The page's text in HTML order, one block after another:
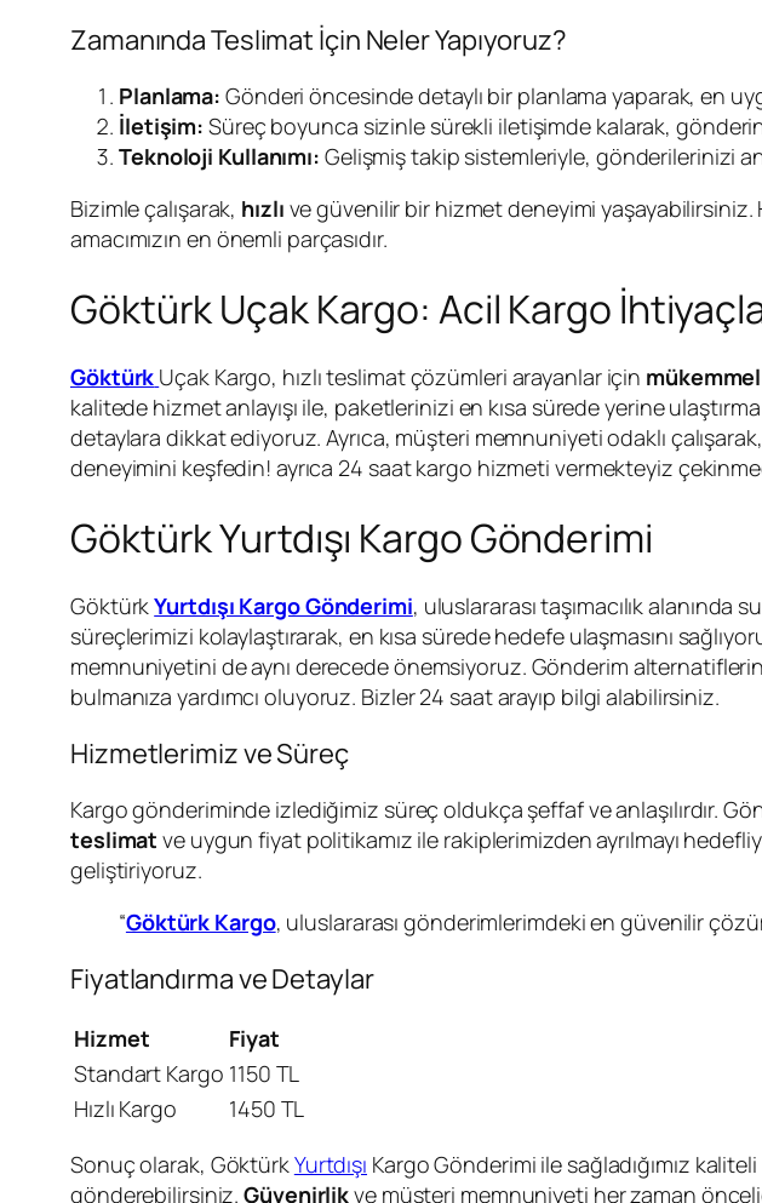
Zamanında Teslimat İçin Neler Yapıyoruz?
Planlama: Gönderi öncesinde detaylı bir planlama yaparak, en
İletişim: Süreç boyunca sizinle sürekli iletişimde kalarak,
Teknoloji Kullanımı: Gelişmiş takip sistemleriyle, gönderilerinizi
Bizimle çalışarak, hızlı ve güvenilir bir hizmet deneyimi
amacımızın en önemli parçasıdır.
Göktürk Uçak Kargo: Acil Kargo
Göktürk Uçak Kargo, hızlı teslimat çözümleri arayanlar için mükemmel
kalitede hizmet anlayışı ile, paketlerinizi en kısa sürede yerine
detaylara dikkat ediyoruz. Ayrıca, müşteri memnuniyeti odaklı
deneyimini keşfedin! ayrıca 24 saat kargo hizmeti vermekteyiz
Göktürk Yurtdışı Kargo Gönderimi
GöktürkYurtdışı Kargo Gönderimi, uluslararası taşımacılık
süreçlerimizi kolaylaştırarak, en kısa sürede hedefe ulaşmasını
memnuniyetini de aynı derecede önemsiyoruz. Gönderim
bulmanıza yardımcı oluyoruz. Bizler 24 saat arayıp bilgi alabilirsiniz.
Hizmetlerimiz ve Süreç
Kargo gönderiminde izlediğimiz süreç oldukça şeffaf ve anlaşılırdır.
teslimat ve uygun fiyat politikamız ile rakiplerimizden ayrılmayı
geliştiriyoruz.
“Göktürk Kargo, uluslararası gönderimlerimdeki en güvenilir
Fiyatlandırma ve Detaylar
Hizmet
Fiyat
Standart Kargo 1150 TL
Hızlı Kargo
1450 TL
Sonuç olarak, GöktürkYurtdışı Kargo Gönderimi ile sağladığımız
gönderebilirsiniz.Güvenirlikve müşteri memnuniyeti her zaman